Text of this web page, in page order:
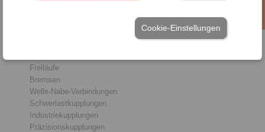
Cookie-Einstellungen
Freiläufe
Bremsen
Welle-Nabe-Verbindungen
Schwerlastkupplungen
Industriekupplungen
Präzisionskupplungen